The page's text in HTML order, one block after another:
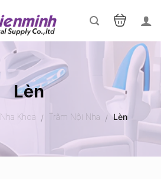
Lèn
Khoa / Trâm Nội Nha / Lèn